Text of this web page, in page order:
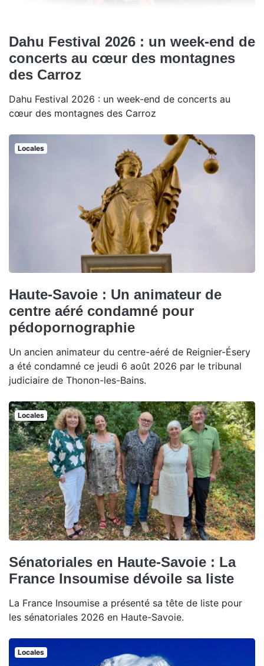
Dahu Festival 2026 : un week-end de
concerts au cœur des montagnes
des Carroz
Dahu Festival 2026 : un week-end de concerts au
cœur des montagnes des Carroz
Locales
Haute-Savoie : Un animateur de
centre aéré condamné pour
pédopornographie
Un ancien animateur du centre-aéré de Reignier-Ésery
a été condamné ce jeudi 6 août 2026 par le tribunal
judiciaire de Thonon-les-Bains.
Locales
Sénatoriales en Haute-Savoie : La
France Insoumise dévoile sa liste
La France Insoumise a présenté sa tête de liste pour
les sénatoriales 2026 en Haute-Savoie.
Locales